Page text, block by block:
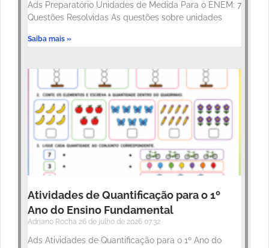
Ads Preparatório Unidades de Medida Para o ENEM: 7
Questões Resolvidas As questões sobre unidades
Saiba mais »
Atividades de Quantificação para o 1º
Ano do Ensino Fundamental
Adriano Rocha 26 de julho de 2026 07:32
Ads Atividades de Quantificação para o 1º Ano do